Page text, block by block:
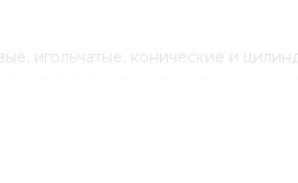
игольчатые, конические и